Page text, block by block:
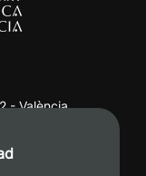
- València